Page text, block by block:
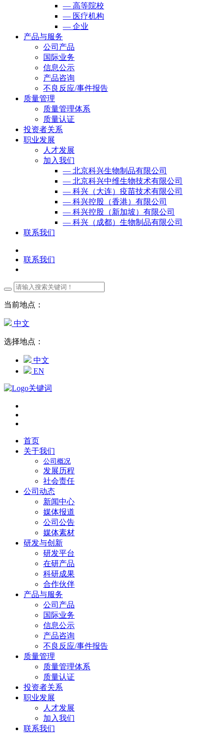
— 高等院校
— 医疗机构
— 企业
产品与服务
公司产品
国际业务
信息公示
产品咨询
不良反应/事件报告
质量管理
质量管理体系
质量认证
投资者关系
职业发展
人才发展
加入我们
— 北京科兴生物制品有限公司
— 北京科兴中维生物技术有限公司
— 科兴（大连）疫苗技术有限公司
— 科兴控股（香港）有限公司
— 科兴控股（新加坡）有限公司
— 科兴（成都）生物制品有限公司
联系我们
联系我们
当前地点：
中文
选择地点：
中文
EN
首页
关于我们
公司概况
发展历程
社会责任
公司动态
新闻中心
媒体报道
公司公告
媒体素材
研发与创新
研发平台
在研产品
科研成果
合作伙伴
产品与服务
公司产品
国际业务
信息公示
产品咨询
不良反应/事件报告
质量管理
质量管理体系
质量认证
投资者关系
职业发展
人才发展
加入我们
联系我们